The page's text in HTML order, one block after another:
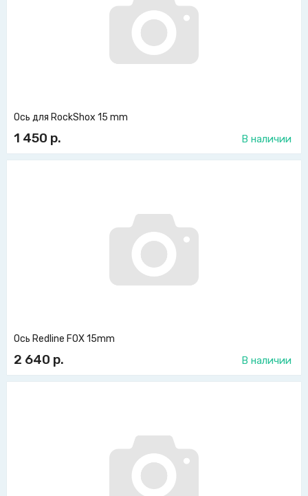
Ось для RockShox 15 mm
1 450 р. В наличии
Ось Redline FOX 15mm
2 640 р. В наличии